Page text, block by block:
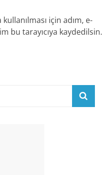
için adım, e-
bu tarayıcıya kaydedilsin.